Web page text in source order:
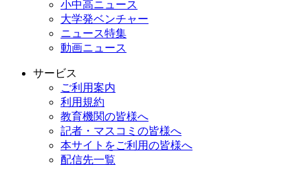
小中高ニュース
大学発ベンチャー
ニュース特集
動画ニュース
サービス
ご利用案内
利用規約
教育機関の皆様へ
記者・マスコミの皆様へ
本サイトをご利用の皆様へ
配信先一覧